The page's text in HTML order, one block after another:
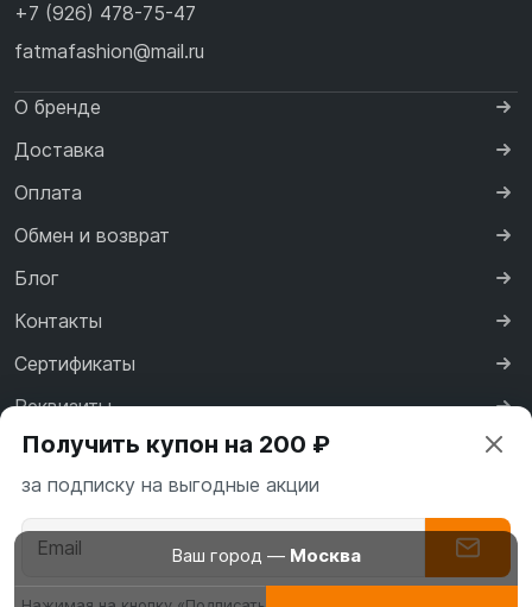
+7 (926) 478-75-47
fatmafashion@mail.ru
О бренде
Доставка
Оплата
Обмен и возврат
Блог
Контакты
Сертификаты
Реквизиты
Договор оферты
Политика конфиденциальности
Получить купон на 200 ₽
за подписку на выгодные акции
Ваш город — Москва